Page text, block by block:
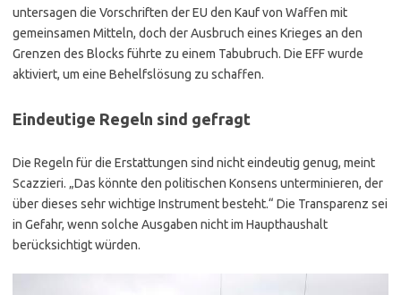
untersagen die Vorschriften der EU den Kauf von Waffen mit
gemeinsamen Mitteln, doch der Ausbruch eines Krieges an den
Grenzen des Blocks führte zu einem Tabubruch. Die EFF wurde
aktiviert, um eine Behelfslösung zu schaffen.
Eindeutige Regeln sind gefragt
Die Regeln für die Erstattungen sind nicht eindeutig genug, meint
Scazzieri. „Das könnte den politischen Konsens unterminieren, der
über dieses sehr wichtige Instrument besteht.“ Die Transparenz sei
in Gefahr, wenn solche Ausgaben nicht im Haupthaushalt
berücksichtigt würden.